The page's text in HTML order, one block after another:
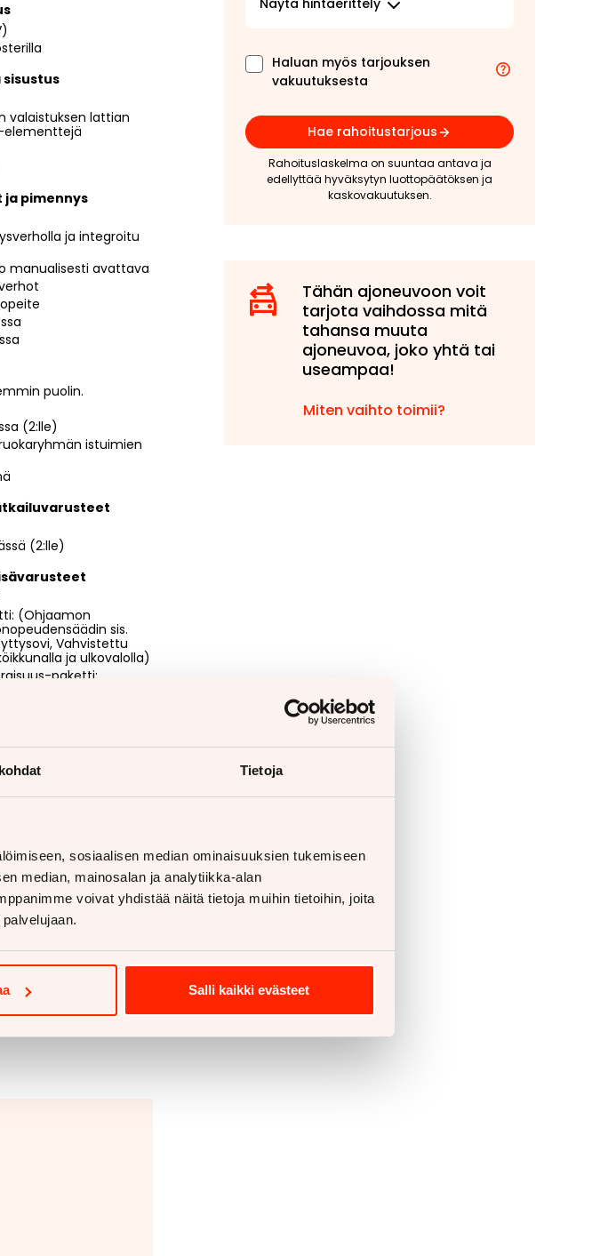
Tietoja
sosiaalisen median ominaisuuksien tukemiseen
median, mainosalan ja analytiikka-alan
voivat yhdistää näitä tietoja muihin tietoihin, joita
Salli kaikki evästeet
valaistuksen lattian
elementtejä
pimennys
ja integroitu
manualisesti avattava
puolin.
(2:lle)
istuimien
(2:lle)
(Ohjaamon
sis.
Vahvistettu
ja ulkovalolla)
paketti:
12/2018
Näytä hintaerittely
Haluan myös tarjouksen
vakuutuksesta
Hae rahoitustarjous
Rahoituslaskelma on suuntaa antava ja
edellyttää hyväksytyn luottopäätöksen ja
kaskovakuutuksen.
Tähän ajoneuvoon voit
tarjota vaihdossa mitä
tahansa muuta
ajoneuvoa, joko yhtä tai
useampaa!
Miten vaihto toimii?